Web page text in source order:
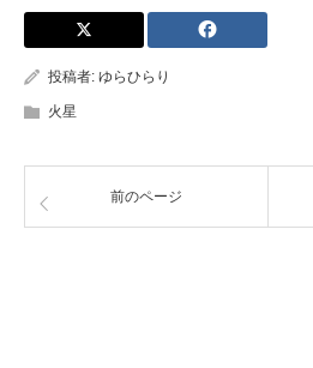
投稿者: ゆらひらり
火星
前のページ